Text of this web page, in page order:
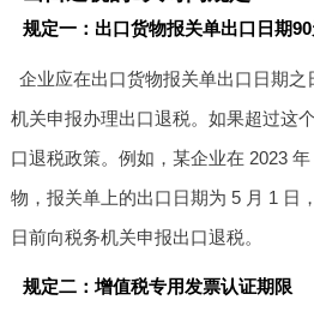
规定一：出口货物报关单出口日期
企业应在出口货物报关单出口日期之
机关申报办理出口退税。如果超过这
口退税政策。例如，某企业在 2023
物，报关单上的出口日期为 5 月 1 日
日前向税务机关申报出口退税。
规定二：增值税专用发票认证期限